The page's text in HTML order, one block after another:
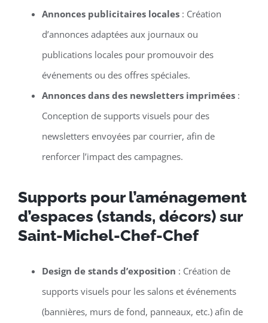
Annonces publicitaires locales: Création
d’annonces adaptées aux journaux ou
publications locales pour promouvoir des
événements ou des offres spéciales.
Annonces dans des newsletters imprimées:
Conception de supports visuels pour des
newsletters envoyées par courrier, afin de
renforcer l’impact des campagnes.
Supports pour l’aménagement
d’espaces (stands, décors) sur
Saint-Michel-Chef-Chef
Design de stands d’exposition : Création de
supports visuels pour les salons et événements
(bannières, murs de fond, panneaux, etc.) afin de